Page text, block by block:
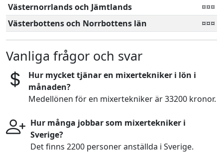
Västernorrlands och Jämtlands
¤¤¤
Västerbottens och Norrbottens län
¤¤¤
Vanliga frågor och svar
Hur mycket tjänar en mixertekniker i lön i
månaden?
Medellönen för en mixertekniker är 33200 kronor.
Hur många jobbar som mixertekniker i
Sverige?
Det finns 2200 personer anställda i Sverige.